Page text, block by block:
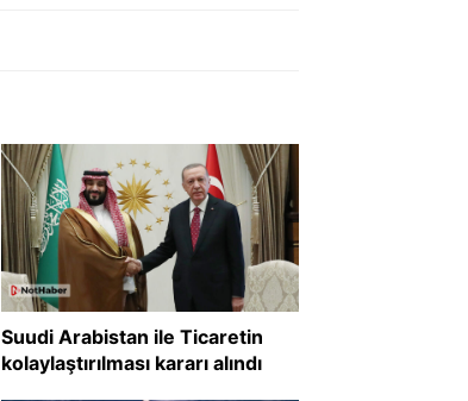
Suudi Arabistan ile Ticaretin
kolaylaştırılması kararı alındı